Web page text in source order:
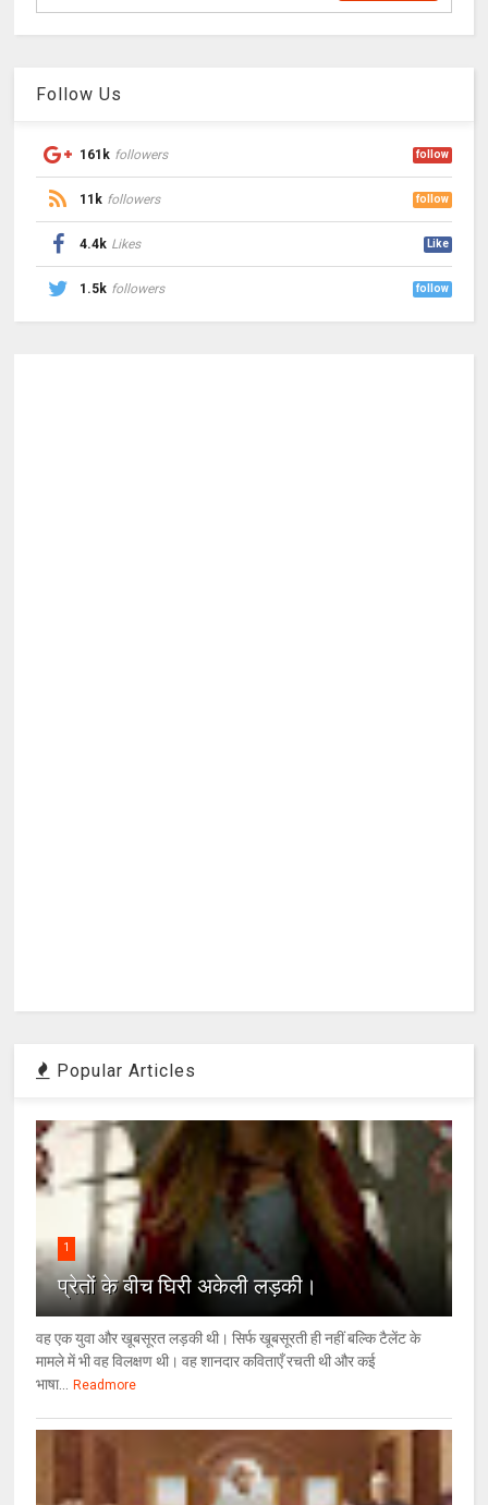
Follow Us
161k followers follow
11k followers follow
4.4k Likes Like
1.5k followers follow
Popular Articles
1
प्रेतों के बीच घिरी अकेली लड़की।
वह एक युवा और खूबसूरत लड़की थी। सिर्फ खूबसूरती ही नहीं बल्कि टैलेंट के
मामले में भी वह विलक्षण थी। वह शानदार कविताएँ रचती थी और कई
भाषा...
Readmore